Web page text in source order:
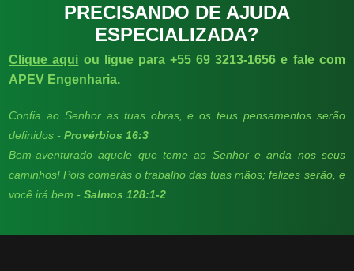
PRECISANDO DE AJUDA
ESPECIALIZADA?
Clique aqui ou ligue para +55 69 3213-1656 e fale com
APEV Engenharia.
Confia ao Senhor as tuas obras, e os teus pensamentos serão
definidos -Provérbios 16:3
Bem-aventurado aquele que teme ao Senhor e anda nos seus
caminhos! Pois comerás o trabalho das tuas mãos; felizes serão, e
você irá bem -Salmos 128:1-2